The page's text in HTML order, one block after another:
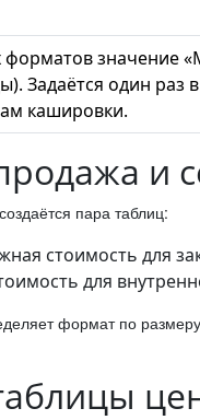
форматов значение
Задаётся один
кашировки.
и
пара таблиц:
стоимость для
для
формат по